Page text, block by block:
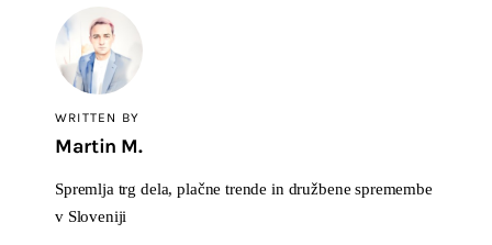
WRITTEN BY
Martin M.
Spremlja trg dela, plačne trende in družbene spremembe
v Sloveniji